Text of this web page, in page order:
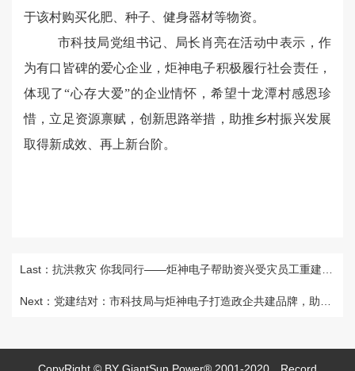
于该村购买化肥、种子、健身器材等物资。
市科技局党组书记、局长肖亮在活动中表示，作
为有口皆碑的爱心企业，炬神电子积极履行社会责任，
体现了“心存大爱”的企业情怀，希望十龙潭村感恩珍
惜，立足资源禀赋，创新思路举措，助推乡村振兴发展
取得新成效、再上新台阶。
Last：抗洪救灾 你我同行——炬神电子帮助资兴受灾员工重建家园
Next：党建结对：市科技局与炬神电子打造政企共建品牌，助力企业高质量发展